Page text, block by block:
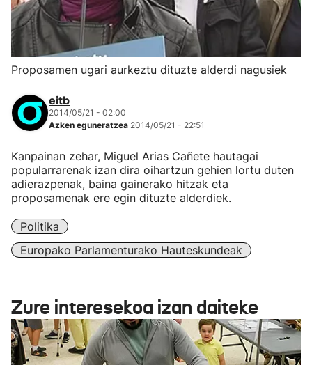
Proposamen ugari aurkeztu dituzte alderdi nagusiek
eitb
2014/05/21 - 02:00
Azken eguneratzea 2014/05/21 - 22:51
Kanpainan zehar, Miguel Arias Cañete hautagai
popularrarenak izan dira oihartzun gehien lortu duten
adierazpenak, baina gainerako hitzak eta
proposamenak ere egin dituzte alderdiek.
Politika
Europako Parlamenturako Hauteskundeak
Zure interesekoa izan daiteke